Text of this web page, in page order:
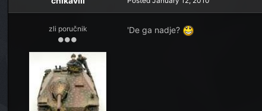
zli poručnik 'De ga nadje?